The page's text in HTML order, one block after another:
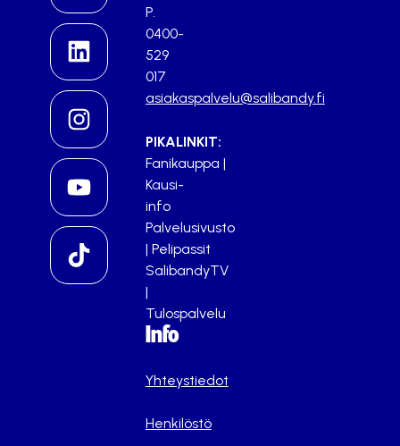
P.
0400-
529
017
asiakaspalvelu@salibandy.fi
PIKALINKIT:
Fanikauppa |
Kausi-
info
Palvelusivusto
| Pelipassit
SalibandyTV
|
Tulospalvelu
Info
Yhteystiedot
Henkilöstö